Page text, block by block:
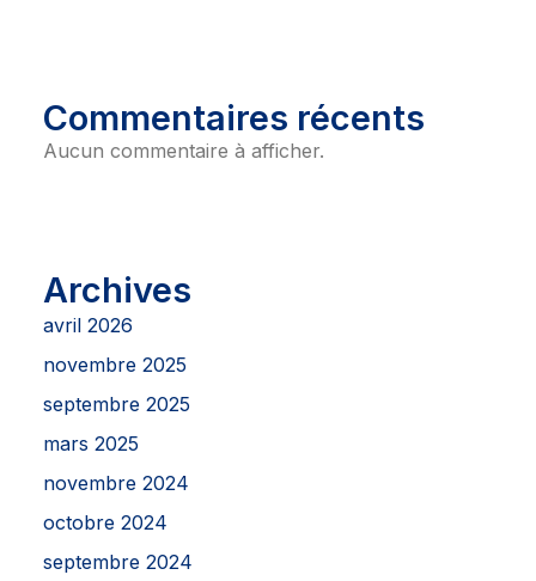
Commentaires récents
Aucun commentaire à afficher.
Archives
avril 2026
novembre 2025
septembre 2025
mars 2025
novembre 2024
octobre 2024
septembre 2024